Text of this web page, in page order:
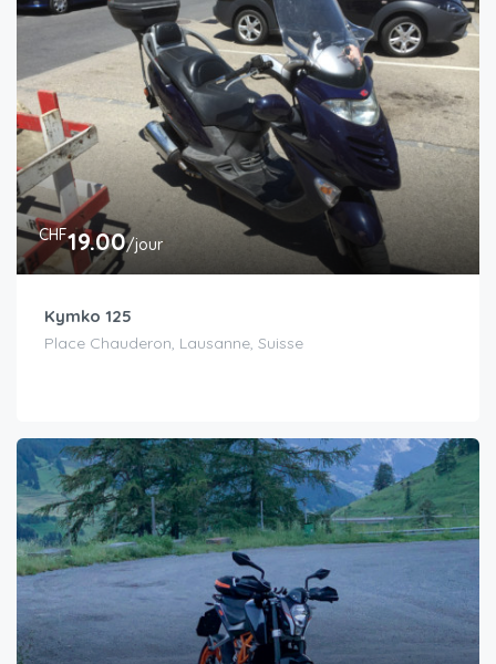
CHF19.00/jour
Kymko 125
Place Chauderon, Lausanne, Suisse